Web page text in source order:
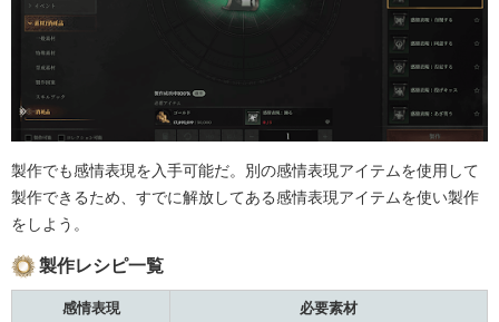
製作でも感情表現を入手可能だ。別の感情表現アイテムを使用して
製作できるため、すでに解放してある感情表現アイテムを使い製作
をしよう。
製作レシピ一覧
感情表現 必要素材